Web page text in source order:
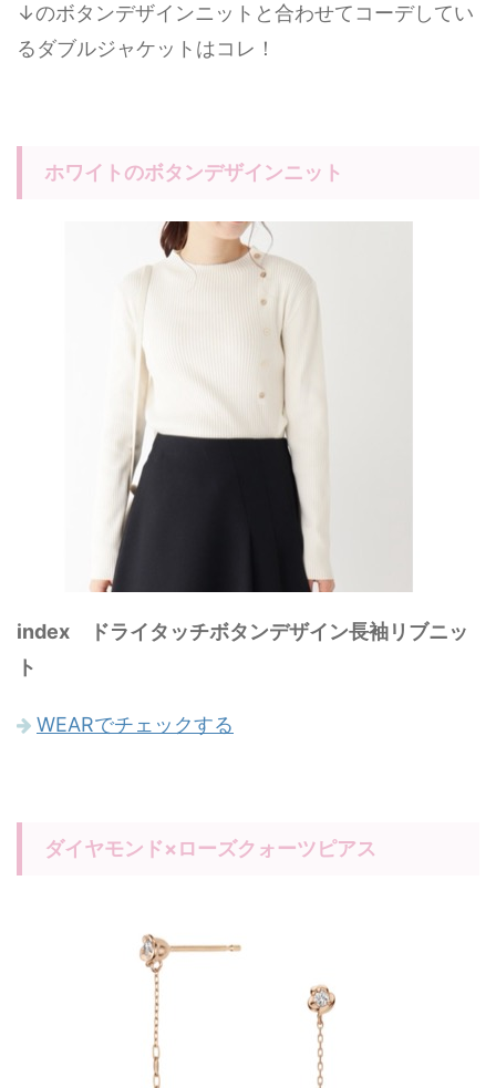
↓のボタンデザインニットと合わせてコーデしてい
るダブルジャケットはコレ！
ホワイトのボタンデザインニット
index ドライタッチボタンデザイン長袖リブニッ
ト
WEARでチェックする
ダイヤモンド×ローズクォーツピアス